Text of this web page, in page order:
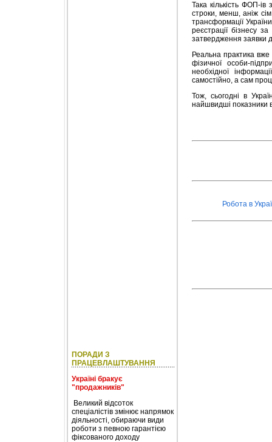
ПОРАДИ З
ПРАЦЕВЛАШТУВАННЯ
Україні бракує
"продажників"
Великий відсоток
спеціалістів змінює напрямок
діяльності, обираючи види
роботи з певною гарантією
фіксованого доходу
Така кількість ФОП-
строки, менш, аніж
трансформації
реєстрації бізнесу
затвердження заявки
Реальна практика
фізичної особи-
необхідної
самостійно, а сам
Тож, сьогодні в
найшвидші показники в
Робота в